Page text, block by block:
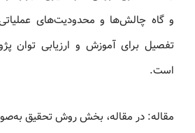
و گاه چالش‌ها و محدودیت‌های
تفصیل برای آموزش و ارزیابی توان
است.
مقاله: در مقاله، بخش روش تحقیق